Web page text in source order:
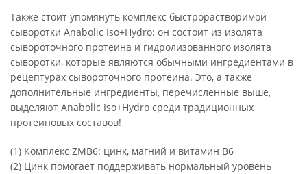
Также стоит упомянуть комплекс быстрорастворимой
сыворотки Anabolic Iso+Hydro: он состоит из изолята
сывороточного протеина и гидролизованного изолята
сыворотки, которые являются обычными ингредиентами в
рецептурах сывороточного протеина. Это, а также
дополнительные ингредиенты, перечисленные выше,
выделяют Anabolic Iso+Hydro среди традиционных
протеиновых составов!
(1) Комплекс ZMB6: цинк, магний и витамин B6
(2) Цинк помогает поддерживать нормальный уровень